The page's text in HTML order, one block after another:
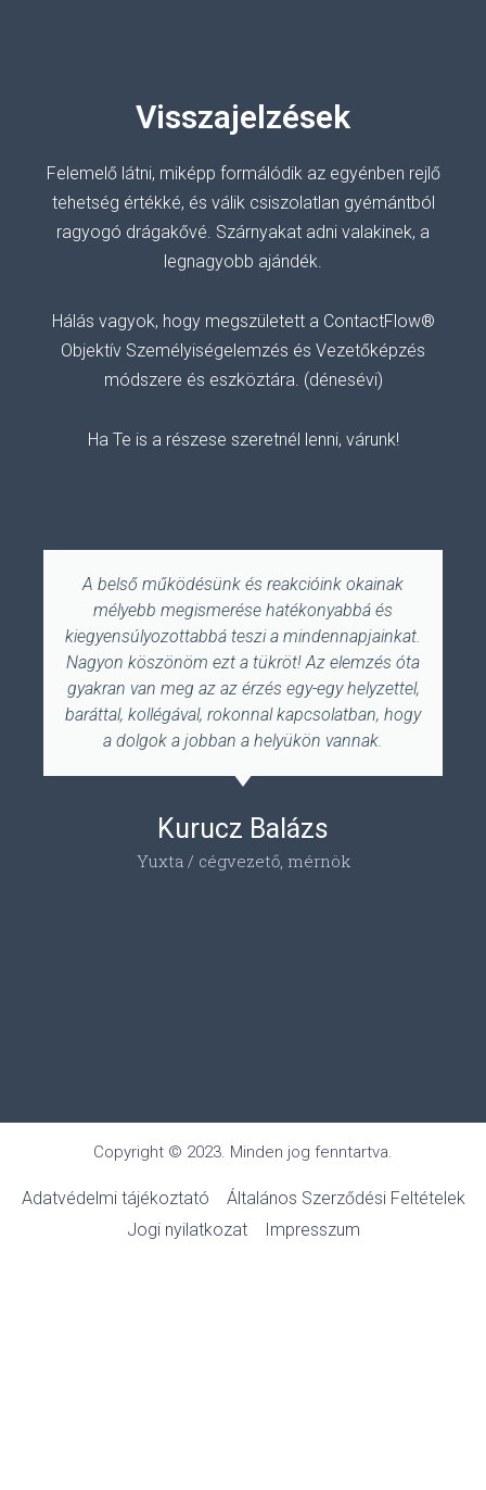
Visszajelzések
Felemelőlátni, miképp formálódik az egyénben rejlő
tehetség értékké, és válik csiszolatlan gyémántból
ragyogó drágakővé. Szárnyakat adni valakinek, a
legnagyobb ajándék.
Hálás vagyok, hogy megszületett a ContactFlow®
Objektív Személyiségelemzés és Vezetőképzés
módszere és eszköztára. (dénesévi)
Ha Te is a részese szeretnél lenni, várunk!
A belső működésünk és reakcióink okainak
mélyebb megismerése hatékonyabbá és
kiegyensúlyozottabbá teszi a mindennapjainkat.
Nagyon köszönöm ezt a tükröt! Az elemzés óta
gyakran van meg az az érzés egy-egy helyzettel,
baráttal, kollégával, rokonnal kapcsolatban, hogy
a dolgok a jobban a helyükön vannak.
Kurucz Balázs
Yuxta / cégvezető, mérnök
Copyright © 2023. Minden jog fenntartva.
Adatvédelmi tájékoztató
Általános Szerződési Feltételek
Jogi nyilatkozat
Impresszum